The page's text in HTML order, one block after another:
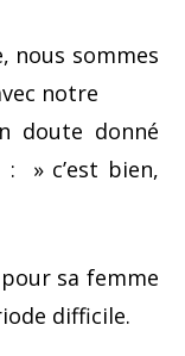
nous sommes
notre
doute donné
: » c’est bien,
sa femme
difficile.